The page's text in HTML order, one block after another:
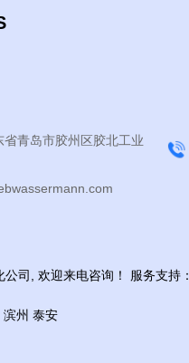
青岛市胶州区胶北工业
公司 , 欢迎来电咨询！ 服务支持：
滨州 泰安